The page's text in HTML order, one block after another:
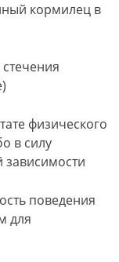
кормилец в
физического
в силу
поведения
для